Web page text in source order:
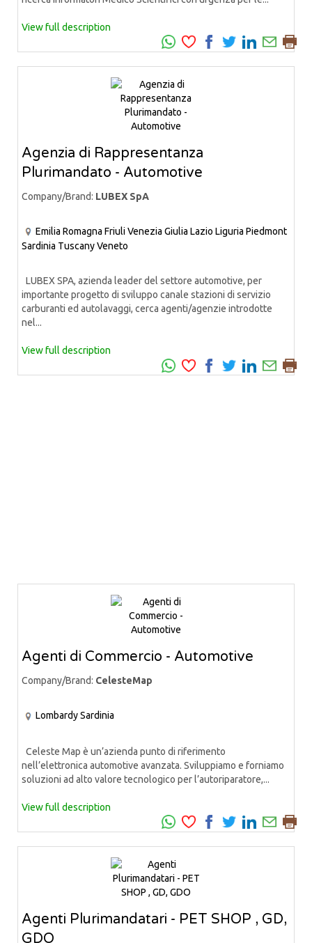
View full description
Agenzia di Rappresentanza
Plurimandato - Automotive
Company/Brand: LUBEX SpA
Emilia Romagna Friuli Venezia Giulia Lazio Liguria Piedmont
Sardinia TuscanyVeneto
LUBEX SPA, azienda leader del settore automotive, per
importante progetto di sviluppo canale stazioni di servizio
carburanti ed autolavaggi, cerca agenti/agenzie introdotte
nel...
View full description
Agenti di Commercio - Automotive
Company/Brand: CelesteMap
LombardySardinia
Celeste Map è un’azienda punto di riferimento
nell’elettronica automotive avanzata. Sviluppiamo e forniamo
soluzioni ad alto valore tecnologico per l’autoriparatore,...
View full description
Agenti Plurimandatari - PET SHOP , GD,
GDO